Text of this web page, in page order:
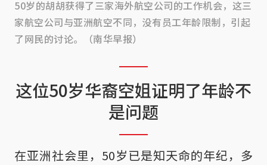
50岁的胡胡获得了三家海外航空公司的工作机会，这三
家航空公司与亚洲航空不同，没有员工年龄限制，引起
了网民的讨论。（南华早报）
这位50岁华裔空姐证明了年龄不
是问题
在亚洲社会里，50岁已是知天命的年纪，多